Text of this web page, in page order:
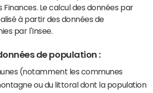
Finances. Le calcul des données par
à partir des données de
par l'Insee.
de population :
(notamment les communes
ou du littoral dont la population